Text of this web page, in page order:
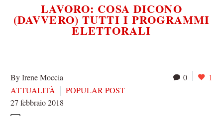
LAVORO: COSA DICONO
(DAVVERO) TUTTI I PROGRAMMI
ELETTORALI
0 1
By Irene Moccia
ATTUALITÀ
POPULAR POST
27 febbraio 2018